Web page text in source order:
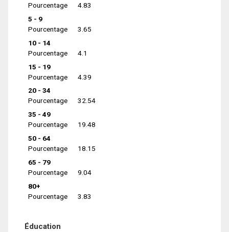
Pourcentage
4.83
5 - 9
Pourcentage
3.65
10 - 14
Pourcentage
4.1
15 - 19
Pourcentage
4.39
20 - 34
Pourcentage
32.54
35 - 49
Pourcentage
19.48
50 - 64
Pourcentage
18.15
65 - 79
Pourcentage
9.04
80+
Pourcentage
3.83
Éducation